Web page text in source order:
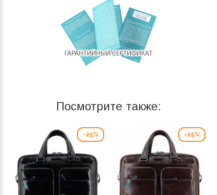
Посмотрите также:
-25% -25%